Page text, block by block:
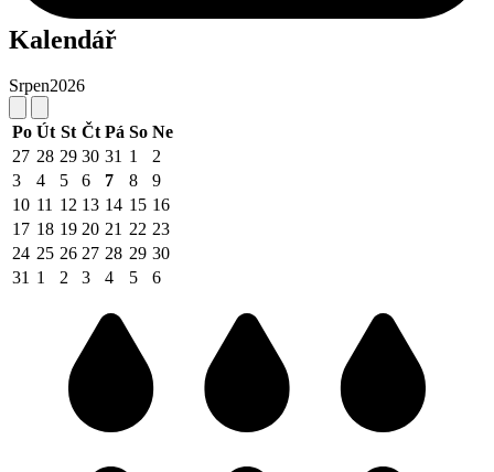
Kalendář
Srpen2026
Po Út St Čt Pá So Ne
27 28 29 30 31 1
2
3
4 5 6 7 8
9
10 11 12 13 14 15 16
17 18 19 20 21 22 23
24 25 26 27 28 29 30
31 1 2 3 4 5 6